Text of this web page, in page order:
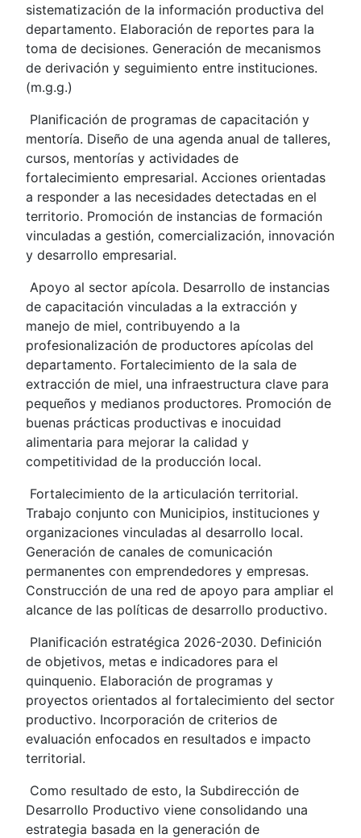
sistematización de la información productiva del
departamento. Elaboración de reportes para la
toma de decisiones. Generación de mecanismos
de derivación y seguimiento entre instituciones.
(m.g.g.)
Planificación de programas de capacitación y
mentoría. Diseño de una agenda anual de talleres,
cursos, mentorías y actividades de
fortalecimiento empresarial. Acciones orientadas
a responder a las necesidades detectadas en el
territorio. Promoción de instancias de formación
vinculadas a gestión, comercialización, innovación
y desarrollo empresarial.
Apoyo al sector apícola. Desarrollo de instancias
de capacitación vinculadas a la extracción y
manejo de miel, contribuyendo a la
profesionalización de productores apícolas del
departamento. Fortalecimiento de la sala de
extracción de miel, una infraestructura clave para
pequeños y medianos productores. Promoción de
buenas prácticas productivas e inocuidad
alimentaria para mejorar la calidad y
competitividad de la producción local.
Fortalecimiento de la articulación territorial.
Trabajo conjunto con Municipios, instituciones y
organizaciones vinculadas al desarrollo local.
Generación de canales de comunicación
permanentes con emprendedores y empresas.
Construcción de una red de apoyo para ampliar el
alcance de las políticas de desarrollo productivo.
Planificación estratégica 2026-2030. Definición
de objetivos, metas e indicadores para el
quinquenio. Elaboración de programas y
proyectos orientados al fortalecimiento del sector
productivo. Incorporación de criterios de
evaluación enfocados en resultados e impacto
territorial.
Como resultado de esto, la Subdirección de
Desarrollo Productivo viene consolidando una
estrategia basada en la generación de